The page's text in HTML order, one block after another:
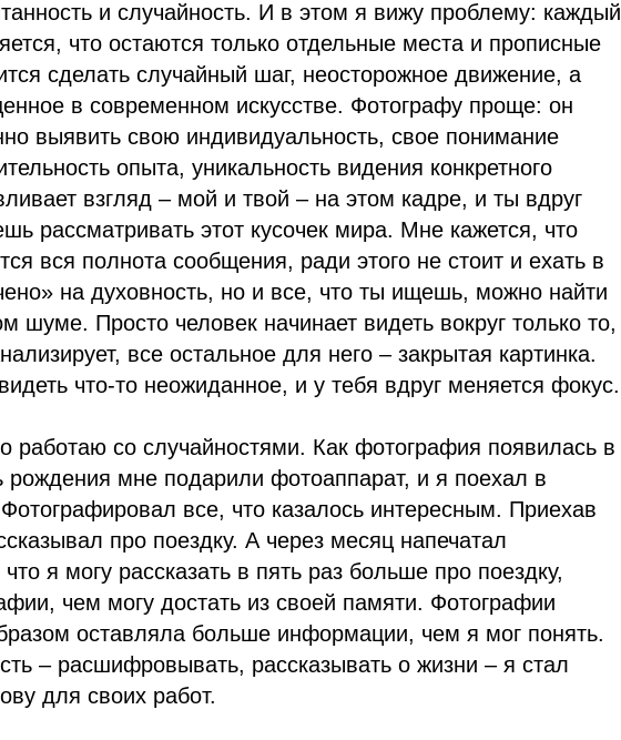
и случайность. И в этом я вижу проблему: каждый
что остаются только отдельные места и прописные
сделать случайный шаг, неосторожное движение, а
в современном искусстве. Фотографу проще: он
выявить свою индивидуальность, свое понимание
опыта, уникальность видения конкретного
взгляд – мой и твой – на этом кадре, и ты вдруг
рассматривать этот кусочек мира. Мне кажется, что
вся полнота сообщения, ради этого не стоит и ехать в
на духовность, но и все, что ты ищешь, можно найти
шуме. Просто человек начинает видеть вокруг только то,
все остальное для него – закрытая картинка.
что-то неожиданное, и у тебя вдруг меняется фокус.
работаю со случайностями. Как фотография появилась в
мне подарили фотоаппарат, и я поехал в
все, что казалось интересным. Приехав
про поездку. А через месяц напечатал
я могу рассказать в пять раз больше про поездку,
чем могу достать из своей памяти. Фотографии
оставляла больше информации, чем я мог понять.
– расшифровывать, рассказывать о жизни – я стал
для своих работ.